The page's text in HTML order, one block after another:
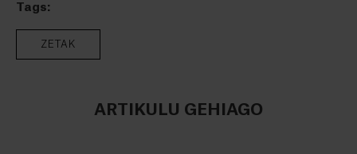
Tags:
ZETAK
ARTIKULU GEHIAGO